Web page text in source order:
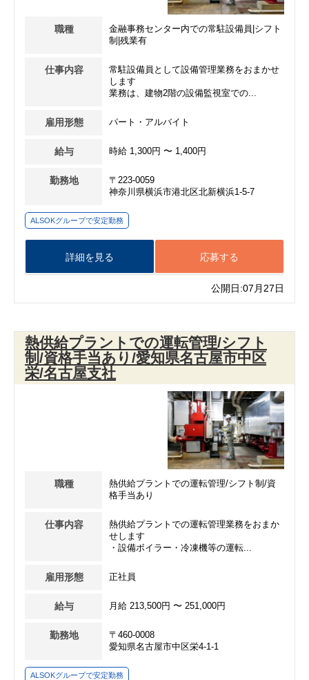
職種
金融事務センター内での常駐設備員|シフト
制|残業有
仕事内容
常駐設備員として設備管理業務をおまかせ
します
業務は、建物2階の設備監視室での...
雇用形態 パート・アルバイト
給与 時給 1,300円 〜 1,400円
勤務地
〒223-0059
神奈川県横浜市港北区北新横浜1-5-7
ALSOKグループで安定勤務
応募する
詳細を見る
公開日:07月27日
熱供給プラントでの運転管理/シフト
制/資格手当あり/愛知県名古屋市中区
栄/名古屋支社
職種
熱供給プラントでの運転管理/シフト制/資
格手当あり
仕事内容
熱供給プラントでの運転管理業務をおまか
せします
・設備ボイラー・冷凍機等の運転...
雇用形態 正社員
給与 月給 213,500円 〜 251,000円
勤務地
〒460-0008
愛知県名古屋市中区栄4-1-1
ALSOKグループで安定勤務